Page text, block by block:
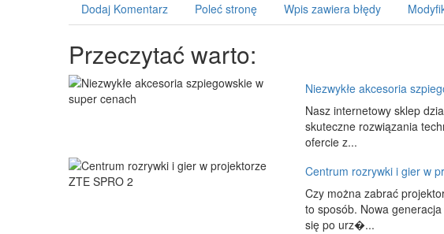
Dodaj Komentarz Poleć stronę Wpis zawiera błędy
Przeczytać warto:
Niezwykłe akcesoria
Nasz internetowy sklep
skuteczne rozwiązania
ofercie z...
Centrum rozrywki i gier w
Czy można zabrać
to sposób. Nowa
się po urz�...